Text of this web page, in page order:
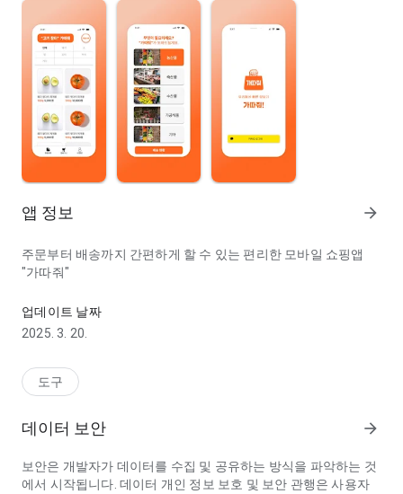
앱 정보 arrow_forward
주문부터 배송까지 간편하게 할 수 있는 편리한 모바일 쇼핑앱
"가따줘"
업데이트 날짜
2025. 3. 20.
도구
데이터 보안 arrow_forward
보안은 개발자가 데이터를 수집 및 공유하는 방식을 파악하는 것
에서 시작됩니다. 데이터 개인 정보 보호 및 보안 관행은 사용자